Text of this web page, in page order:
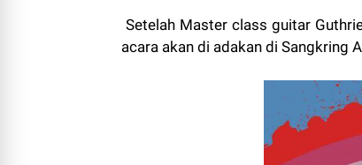
Setelah Master class guitar
acara akan di adakan di Sangkring